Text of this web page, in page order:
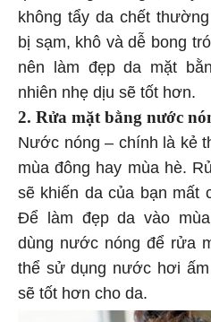
không tẩy da chết
bị sạm, khô và dễ bong
nên làm đẹp da mặt
nhiên nhẹ dịu sẽ tốt hơn.
2. Rửa mặt bằng nước
Nước nóng – chính là kẻ
mùa đông hay mùa hè.
sẽ khiến da của bạn mất
Để làm đẹp da vào
dùng nước nóng để rửa
thể sử dụng nước hơi
sẽ tốt hơn cho da.